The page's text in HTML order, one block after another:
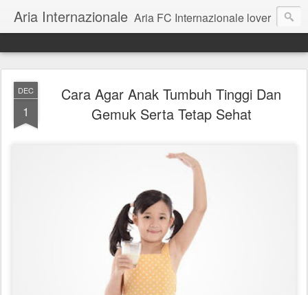
Aria Internazionale Aria FC Internazionale lover
DEC
1
Cara Agar Anak Tumbuh Tinggi Dan
Gemuk Serta Tetap Sehat